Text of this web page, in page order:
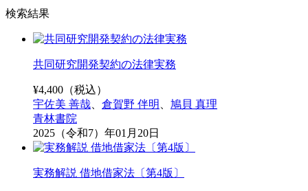
検索結果
共同研究開発契約の法律実務
¥4,400 （税込）
宇佐美 善哉
倉賀野 伴明
鳩貝 真理
青林書院
2025（令和7）年01月20日
実務解説 借地借家法〔第4版〕